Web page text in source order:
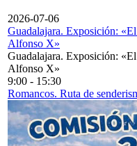
2026-07-06
Guadalajara. Exposición:
Alfonso X»
Guadalajara. Exposición:
Alfonso X»
9:00 - 15:30
Romancos. Ruta de